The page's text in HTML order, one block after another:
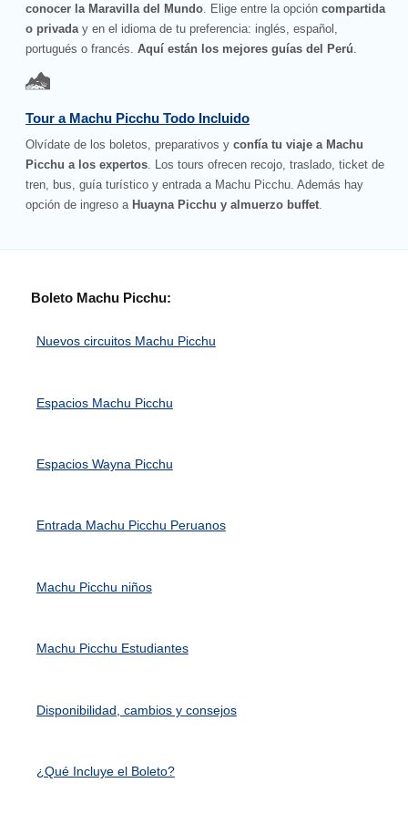
conocer la Maravilla del Mundo . Elige entre la opcióncompartida
o privada y en el idioma de tu preferencia: inglés, español,
portugués o francés.Aquí están los mejores guías del Perú
Tour a Machu Picchu Todo Incluido
Olvídate de los boletos, preparativos yconfía tu viaje a Machu
Picchu a los expertos . Los tours ofrecen recojo, traslado, ticket de
tren, bus, guía turístico y entrada a Machu Picchu. Además hay
opción de ingreso a Huayna Picchu y almuerzo buffet
Boleto Machu Picchu:
Nuevos circuitos Machu Picchu
Espacios Machu Picchu
Espacios Wayna Picchu
Entrada Machu Picchu Peruanos
Machu Picchu niños
Machu Picchu Estudiantes
Disponibilidad, cambios y consejos
¿Qué Incluye el Boleto?